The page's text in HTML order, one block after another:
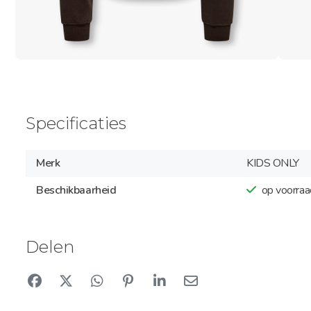
Specificaties
Merk
KIDS ONLY
Beschikbaarheid
op
Delen